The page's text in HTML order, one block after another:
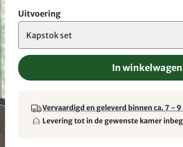
Uitvoering
Kapstok set
In winkelwagen
Vervaardigd en geleverd binnen ca. 7 - 9
Levering tot in de gewenste kamer